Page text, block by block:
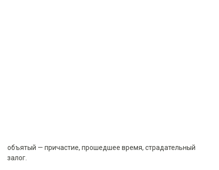
объятый — причастие, прошедшее время, страдательный
залог.